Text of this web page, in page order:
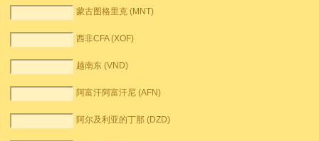
蒙古图格里克 (MNT)
西非CFA (XOF)
越南东 (VND)
阿富汗阿富汗尼 (AFN)
阿尔及利亚的丁那 (DZD)